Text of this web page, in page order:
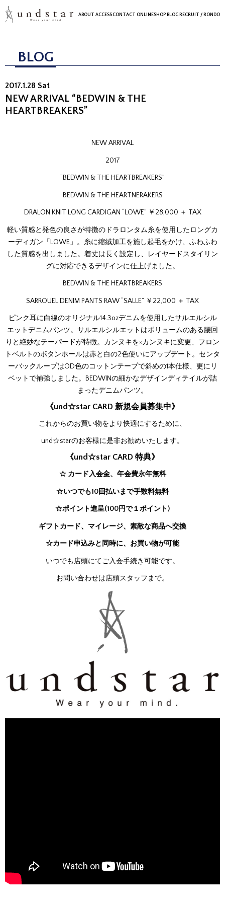
ABOUT ACCESSCONTACT ONLINESHOP BLOG RECRUIT / RONDO
BLOG
2017.1.28 Sat
NEW ARRIVAL “BEDWIN & THE
HEARTBREAKERS”
NEW ARRIVAL
2017
“BEDWIN & THE HEARTBREAKERS”
BEDWIN & THE HEARTNERAKERS
DRALON KNIT LONG CARDIGAN “LOWE” ￥28,000 ＋ TAX
軽い質感と発色の良さが特徴のドラロンタム糸を使用したロングカ
ーディガン「LOWE」。糸に縮絨加工を施し起毛をかけ、ふわふわ
した質感を出しました。着丈は長く設定し、レイヤードスタイリン
グに対応できるデザインに仕上げました。
BEDWIN & THE HEARTBREAKERS
SARROUEL DENIM PANTS RAW “SALLE” ￥22,000 ＋ TAX
ピンク耳に白線のオリジナル14.3ozデニムを使用したサルエルシル
エットデニムパンツ。サルエルシルエットはボリュームのある腰回
りと絶妙なテーパードが特徴。カンヌキを×カンヌキに変更、フロン
トベルトのボタンホールは赤と白の2色使いにアップデート。センタ
ーバックループはOD色のコットンテープで斜めの1本仕様、更にリ
ベットで補強しました。BEDWINの細かなデザインディテイルが詰
まったデニムパンツ。
《und☆star CARD 新規会員募集中》
これからのお買い物をより快適にするために、
und☆starのお客様に是非お勧めいたします。
《und☆star CARD 特典》
☆ カード入会金、年会費永年無料
☆いつでも10回払いまで手数料無料
☆ポイント進呈(100円で１ポイント)
ギフトカード、マイレージ、素敵な商品へ交換
☆カード申込みと同時に、お買い物が可能
いつでも店頭にてご入会手続き可能です。
お問い合わせは店頭スタッフまで。